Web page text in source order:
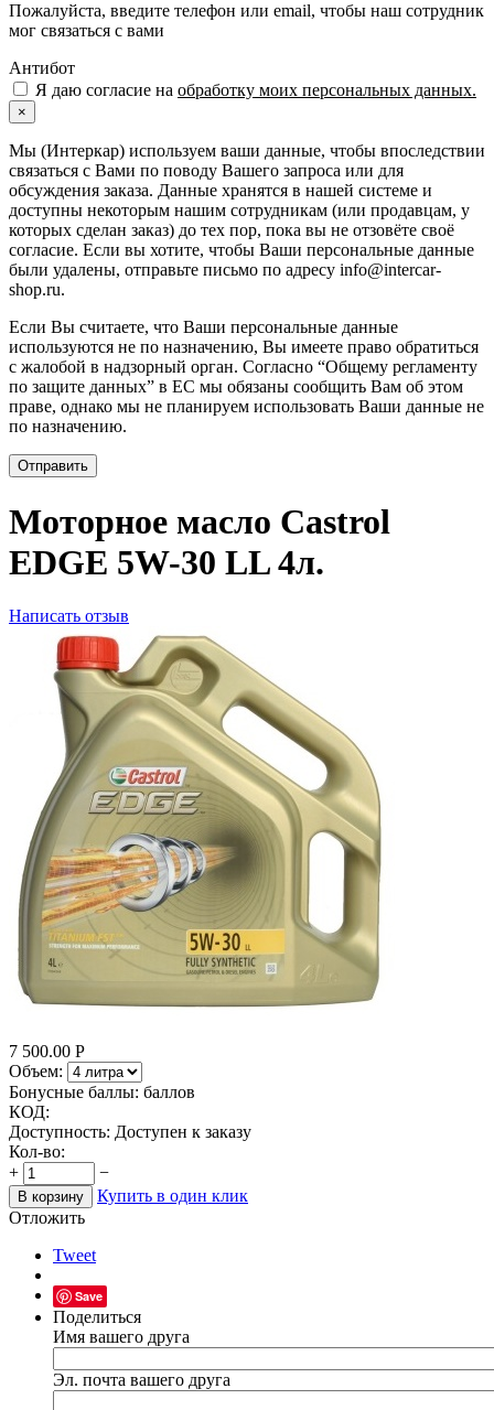
Пожалуйста, введите телефон или email, чтобы наш сотрудник
мог связаться с вами
Антибот
Я даю согласие на обработку моих персональных данных.
×
Мы (Интеркар) используем ваши данные, чтобы впоследствии
связаться с Вами по поводу Вашего запроса или для
обсуждения заказа. Данные хранятся в нашей системе и
доступны некоторым нашим сотрудникам (или продавцам, у
которых сделан заказ) до тех пор, пока вы не отзовёте своё
согласие. Если вы хотите, чтобы Ваши персональные данные
были удалены, отправьте письмо по адресу info@intercar-
shop.ru.
Если Вы считаете, что Ваши персональные данные
используются не по назначению, Вы имеете право обратиться
с жалобой в надзорный орган. Согласно “Общему регламенту
по защите данных” в ЕС мы обязаны сообщить Вам об этом
праве, однако мы не планируем использовать Ваши данные не
по назначению.
Отправить
Моторное масло Castrol
EDGE 5W-30 LL 4л.
Написать отзыв
7 500.00 Р
Объем:
Бонусные баллы: баллов
КОД:
Доступность: Доступен к заказу
Кол-во:
+
−
В корзину
Купить в один клик
Отложить
Tweet
Save
Поделиться
Имя вашего друга
Эл. почта вашего друга